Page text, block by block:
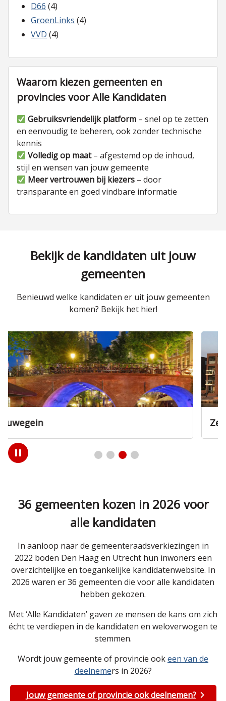
D66 (4)
GroenLinks (4)
VVD (4)
Waarom kiezen gemeenten en
provincies voor Alle Kandidaten
Gebruiksvriendelijk platform – snel op te zetten
en eenvoudig te beheren, ook zonder technische
kennis
Volledig op maat– afgestemd op de inhoud,
stijl en wensen van jouw gemeente
Meer vertrouwen bij kiezers – door
transparante en goed vindbare informatie
Bekijk de kandidaten uit jouw
gemeenten
Benieuwd welke kandidaten er uit jouw gemeenten
komen? Bekijk het hier!
Zeist
Play
/
36 gemeenten kozen in 2026 voor
alle kandidaten
In aanloop naar de gemeenteraadsverkiezingen in
2022 boden Den Haag en Utrecht hun inwoners een
overzichtelijke en toegankelijke kandidatenwebsite. In
2026 waren er 36 gemeenten die voor alle kandidaten
hebben gekozen.
Met ‘Alle Kandidaten’ gaven ze mensen de kans om zich
écht te verdiepen in de kandidaten en weloverwogen te
stemmen.
Wordt jouw gemeente of provincie ookeen van de
deelnemers in 2026?
Jouw gemeente of provincie ook deelnemen?